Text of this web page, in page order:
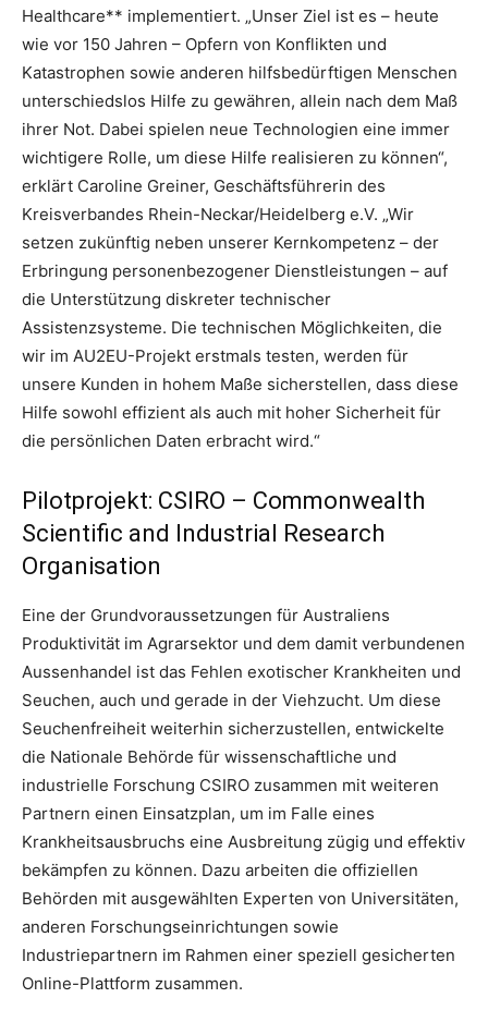
Healthcare** implementiert. „Unser Ziel ist es – heute
wie vor 150 Jahren – Opfern von Konflikten und
Katastrophen sowie anderen hilfsbedürftigen Menschen
unterschiedslos Hilfe zu gewähren, allein nach dem Maß
ihrer Not. Dabei spielen neue Technologien eine immer
wichtigere Rolle, um diese Hilfe realisieren zu können“,
erklärt Caroline Greiner, Geschäftsführerin des
Kreisverbandes Rhein-Neckar/Heidelberg e.V. „Wir
setzen zukünftig neben unserer Kernkompetenz – der
Erbringung personenbezogener Dienstleistungen – auf
die Unterstützung diskreter technischer
Assistenzsysteme. Die technischen Möglichkeiten, die
wir im AU2EU-Projekt erstmals testen, werden für
unsere Kunden in hohem Maße sicherstellen, dass diese
Hilfe sowohl effizient als auch mit hoher Sicherheit für
die persönlichen Daten erbracht wird.“
Pilotprojekt: CSIRO – Commonwealth
Scientific and Industrial Research
Organisation
Eine der Grundvoraussetzungen für Australiens
Produktivität im Agrarsektor und dem damit verbundenen
Aussenhandel ist das Fehlen exotischer Krankheiten und
Seuchen, auch und gerade in der Viehzucht. Um diese
Seuchenfreiheit weiterhin sicherzustellen, entwickelte
die Nationale Behörde für wissenschaftliche und
industrielle Forschung CSIRO zusammen mit weiteren
Partnern einen Einsatzplan, um im Falle eines
Krankheitsausbruchs eine Ausbreitung zügig und effektiv
bekämpfen zu können. Dazu arbeiten die offiziellen
Behörden mit ausgewählten Experten von Universitäten,
anderen Forschungseinrichtungen sowie
Industriepartnern im Rahmen einer speziell gesicherten
Online-Plattform zusammen.